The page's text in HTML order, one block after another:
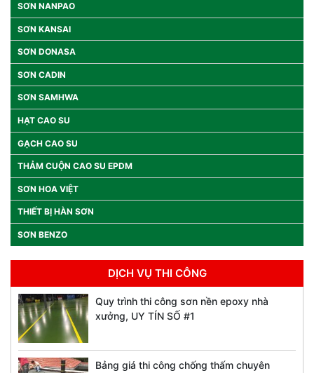
SƠN NANPAO
SƠN KANSAI
SƠN DONASA
SƠN CADIN
SƠN SAMHWA
HẠT CAO SU
GẠCH CAO SU
THẢM CUỘN CAO SU EPDM
SƠN HOA VIỆT
THIẾT BỊ HÀN SƠN
SƠN BENZO
DỊCH VỤ THI CÔNG
Quy trình thi công sơn nền epoxy nhà
xưởng, UY TÍN SỐ #1
Bảng giá thi công chống thấm chuyên